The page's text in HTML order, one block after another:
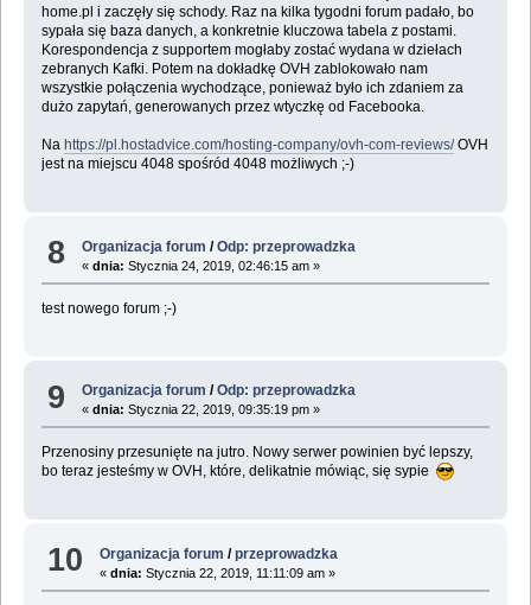
home.pl i zaczęły się schody. Raz na kilka tygodni forum padało, bo
sypała się baza danych, a konkretnie kluczowa tabela z postami.
Korespondencja z supportem mogłaby zostać wydana w dziełach
zebranych Kafki. Potem na dokładkę OVH zablokowało nam
wszystkie połączenia wychodzące, ponieważ było ich zdaniem za
dużo zapytań, generowanych przez wtyczkę od Facebooka.
Na https://pl.hostadvice.com/hosting-company/ovh-com-reviews/OVH
jest na miejscu 4048 spośród 4048 możliwych ;-)
8 Organizacja forum /Odp: przeprowadzka
«dnia: Stycznia 24, 2019, 02:46:15 am »
test nowego forum ;-)
9 Organizacja forum /Odp: przeprowadzka
«dnia: Stycznia 22, 2019, 09:35:19 pm »
Przenosiny przesunięte na jutro. Nowy serwer powinien być lepszy,
bo teraz jesteśmy w OVH, które, delikatnie mówiąc, się sypie
10 Organizacja forum /przeprowadzka
«dnia: Stycznia 22, 2019, 11:11:09 am »